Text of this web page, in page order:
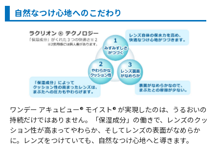
自然なつけ心地へのこだわり
ワンデー アキュビュー® モイスト® が実現したのは、うるおいの
持続だけではありません。「保湿成分」の働きで、レンズのクッ
ション性が高まってやわらか、そしてレンズの表面がなめらか
に。レンズをつけていても、自然なつけ心地へと導きます。